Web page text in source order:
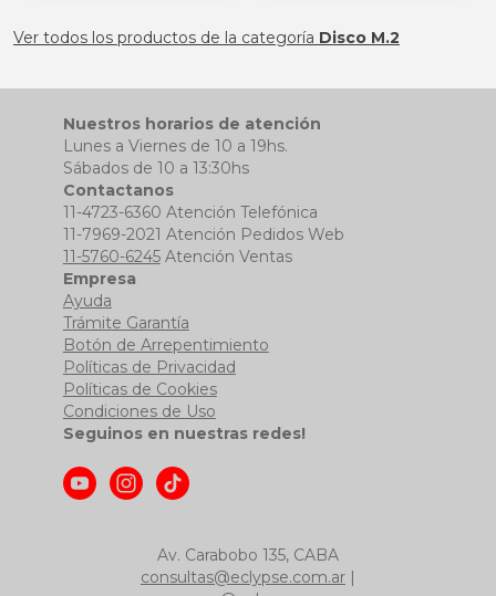
Ver todos los productos de la categoría Disco M.2
Nuestros horarios de atención
Lunes a Viernes de 10 a 19hs.
Sábados de 10 a 13:30hs
Contactanos
11-4723-6360 Atención Telefónica
11-7969-2021 Atención Pedidos Web
11-5760-6245Atención Ventas
Empresa
Ayuda
Trámite Garantía
Botón de Arrepentimiento
Políticas de Privacidad
Políticas de Cookies
Condiciones de Uso
Seguinos en nuestras redes!
Av. Carabobo 135, CABA
consultas@eclypse.com.ar